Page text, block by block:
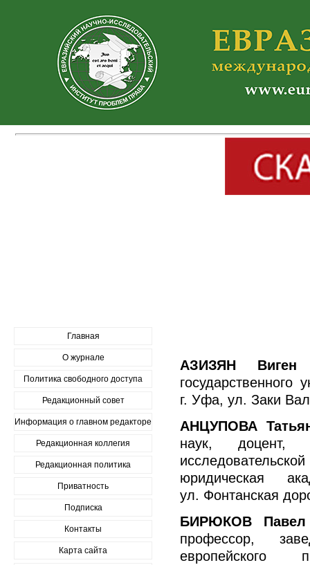
Главная
О журнале
Политика свободного доступа
Редакционный совет
Информация о главном редакторе
Редакционная коллегия
Редакционная политика
Приватность
Подписка
Контакты
Карта сайта
АЗИЗЯН Виген
государственного
г. Уфа, ул. Заки
АНЦУПОВА
наук, доцент,
юридическая
ул. Фонтанская
БИРЮКОВ Павел
профессор,
европейского